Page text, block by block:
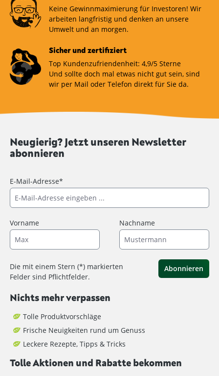
Keine Gewinnmaximierung für Investoren! Wir
arbeiten langfristig und denken an unsere
Umwelt und an morgen.
Sicher und zertifiziert
Top Kundenzufriendenheit: 4,9/5 Sterne
Und sollte doch mal etwas nicht gut sein, sind
wir per Mail oder Telefon direkt für Sie da.
Neugierig? Jetzt unseren Newsletter
abonnieren
E-Mail-Adresse*
Vorname Nachname
Die mit einem Stern (*) markierten
Felder sind Pflichtfelder.
Abonnieren
Nichts mehr verpassen
Tolle Produktvorschläge
Frische Neuigkeiten rund um Genuss
Leckere Rezepte, Tipps & Tricks
Tolle Aktionen und Rabatte bekommen